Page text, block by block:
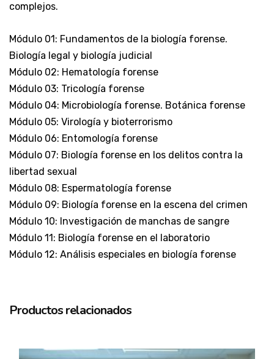
complejos.
Módulo 01: Fundamentos de la biología forense.
Biología legal y biología judicial
Módulo 02: Hematología forense
Módulo 03: Tricología forense
Módulo 04: Microbiología forense. Botánica forense
Módulo 05: Virología y bioterrorismo
Módulo 06: Entomología forense
Módulo 07: Biología forense en los delitos contra la
libertad sexual
Módulo 08: Espermatología forense
Módulo 09: Biología forense en la escena del crimen
Módulo 10: Investigación de manchas de sangre
Módulo 11: Biología forense en el laboratorio
Módulo 12: Análisis especiales en biología forense
Productos relacionados